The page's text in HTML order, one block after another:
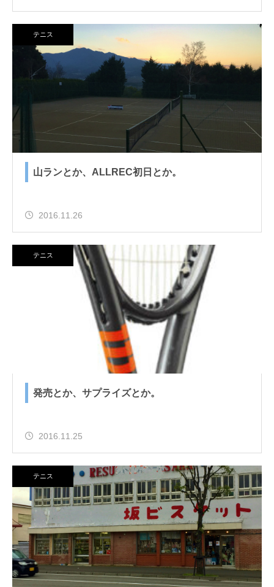
テニス
山ランとか、ALLREC初日とか。
2016.11.26
テニス
発売とか、サプライズとか。
2016.11.25
テニス